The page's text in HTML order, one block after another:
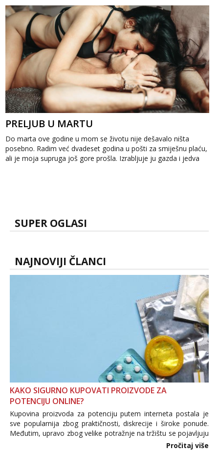
PRELJUB U MARTU
Do marta ove godine u mom se životu nije dešavalo ništa
posebno. Radim već dvadeset godina u pošti za smiješnu plaću,
ali je moja supruga još gore prošla. Izrabljuje ju gazda i jedva
SUPER OGLASI
NAJNOVIJI ČLANCI
KAKO SIGURNO KUPOVATI PROIZVODE ZA
POTENCIJU ONLINE?
Kupovina proizvoda za potenciju putem interneta postala je
sve popularnija zbog praktičnosti, diskrecije i široke ponude.
Međutim, upravo zbog velike potražnje na tržištu se pojavljuju
i brojni krivotvoreni proizvodi, nepouzdane internetske
Pročitaj više